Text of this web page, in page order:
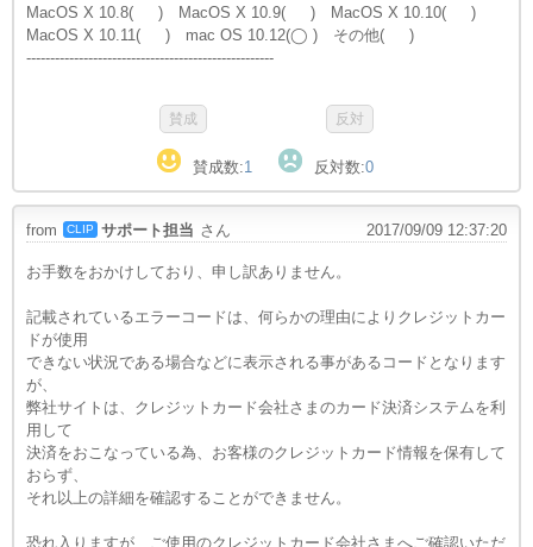
MacOS X 10.8( ) MacOS X 10.9( ) MacOS X 10.10( )
MacOS X 10.11( ) mac OS 10.12(◯ ) その他( )
----------------------------------------------------
賛成数:1 反対数:0
from CLIP サポート担当 さん 2017/09/09 12:37:20
お手数をおかけしており、申し訳ありません。
記載されているエラーコードは、何らかの理由によりクレジットカー
ドが使用
できない状況である場合などに表示される事があるコードとなります
が、
弊社サイトは、クレジットカード会社さまのカード決済システムを利
用して
決済をおこなっている為、お客様のクレジットカード情報を保有して
おらず、
それ以上の詳細を確認することができません。
恐れ入りますが、ご使用のクレジットカード会社さまへご確認いただ